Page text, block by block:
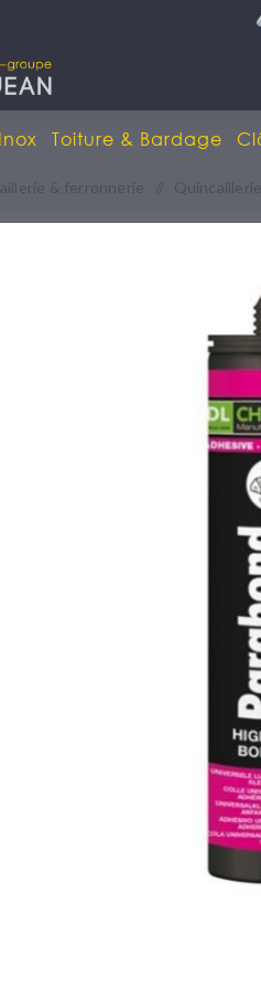
Inox Toiture & Bardage
& ferronnerie Quincaillerie